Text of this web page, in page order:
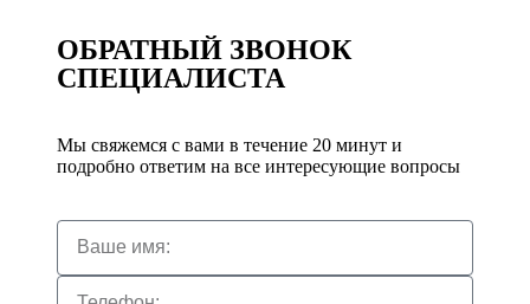
ОБРАТНЫЙ ЗВОНОК
СПЕЦИАЛИСТА
Мы свяжемся с вами в течение 20 минут и
подробно ответим на все интересующие вопросы